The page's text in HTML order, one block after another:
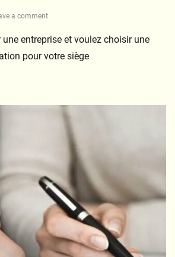
a comment
entreprise et voulez choisir une
pour votre siège